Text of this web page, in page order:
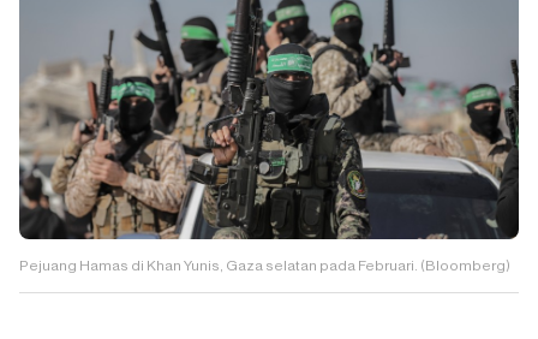
Pejuang Hamas di Khan Yunis, Gaza selatan pada Februari. (Bloomberg)